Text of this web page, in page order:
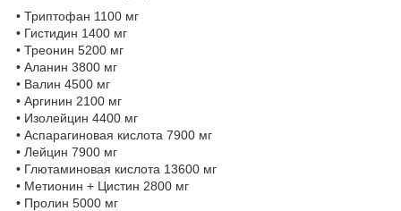
• Триптофан 1100 мг
• Гистидин 1400 мг
• Треонин 5200 мг
• Аланин 3800 мг
• Валин 4500 мг
• Аргинин 2100 мг
• Изолейцин 4400 мг
• Аспарагиновая кислота 7900 мг
• Лейцин 7900 мг
• Глютаминовая кислота 13600 мг
• Метионин + Цистин 2800 мг
• Пролин 5000 мг